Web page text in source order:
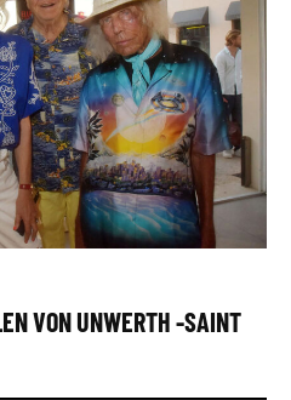
VON UNWERTH -SAINT